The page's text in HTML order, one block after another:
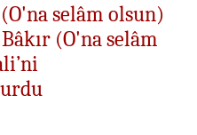
selâm olsun)
(O'na selâm